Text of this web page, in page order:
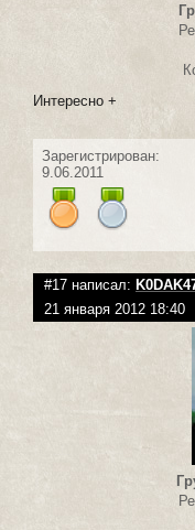
Интересно +
Зарегистрирован:
9.06.2011
#17 написал:
21 января 2012 18:40